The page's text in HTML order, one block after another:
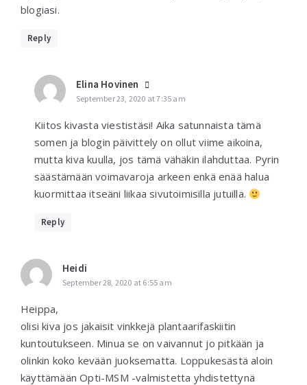
blogiasi.
Reply
Elina Hovinen
September 23, 2020 at 7:35 am
Kiitos kivasta viestistäsi! Aika satunnaista tämä
somen ja blogin päivittely on ollut viime aikoina,
mutta kiva kuulla, jos tämä vähäkin ilahduttaa. Pyrin
säästämään voimavaroja arkeen enkä enää halua
kuormittaa itseäni liikaa sivutoimisilla jutuilla.
Reply
Heidi
September 28, 2020 at 6:55 am
Heippa,
olisi kiva jos jakaisit vinkkejä plantaarifaskiitin
kuntoutukseen. Minua se on vaivannut jo pitkään ja
olinkin koko kevään juoksematta. Loppukesästä aloin
käyttämään Opti-MSM -valmistetta yhdistettynä